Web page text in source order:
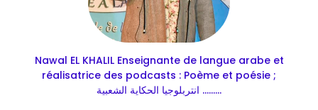
Nawal EL KHALIL Enseignante de langue arabe et
réalisatrice des podcasts : Poème et poésie ;
انتربلوجيا الحكاية الشعبية .........